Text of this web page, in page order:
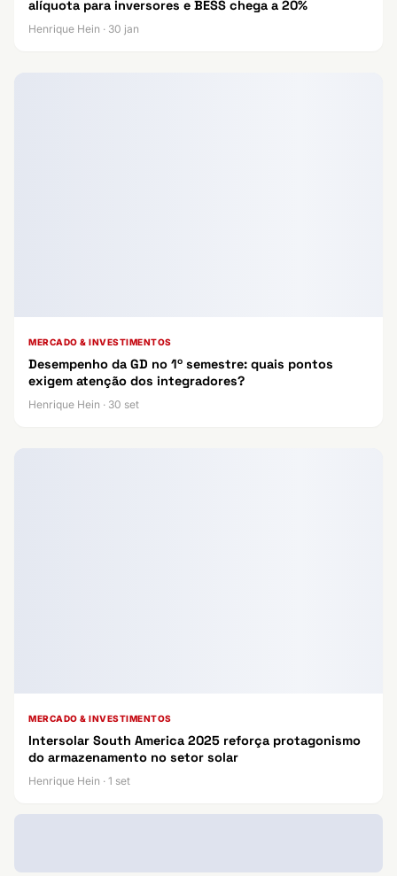
alíquota para inversores e BESS chega a 20%
Henrique Hein · 30 jan
MERCADO & INVESTIMENTOS
Desempenho da GD no 1º semestre: quais pontos
exigem atenção dos integradores?
Henrique Hein · 30 set
MERCADO & INVESTIMENTOS
Intersolar South America 2025 reforça protagonismo
do armazenamento no setor solar
Henrique Hein · 1 set